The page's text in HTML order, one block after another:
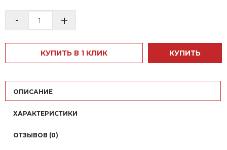
- +
КУПИТЬ В 1 КЛИК КУПИТЬ
ОПИСАНИЕ
ХАРАКТЕРИСТИКИ
ОТЗЫВОВ (0)